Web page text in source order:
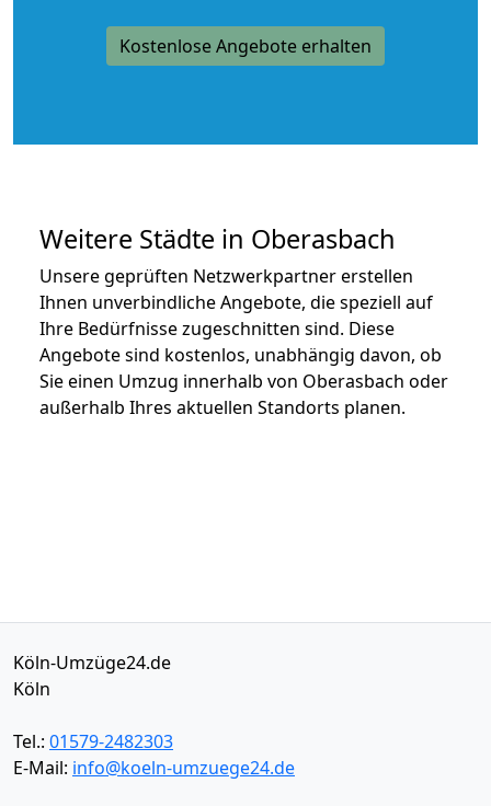
Kostenlose Angebote erhalten
Weitere Städte in Oberasbach
Unsere geprüften Netzwerkpartner erstellen
Ihnen unverbindliche Angebote, die speziell auf
Ihre Bedürfnisse zugeschnitten sind. Diese
Angebote sind kostenlos, unabhängig davon, ob
Sie einen Umzug innerhalb von Oberasbach oder
außerhalb Ihres aktuellen Standorts planen.
Köln-Umzüge24.de
Köln
Tel.: 01579-2482303
E-Mail: info@koeln-umzuege24.de